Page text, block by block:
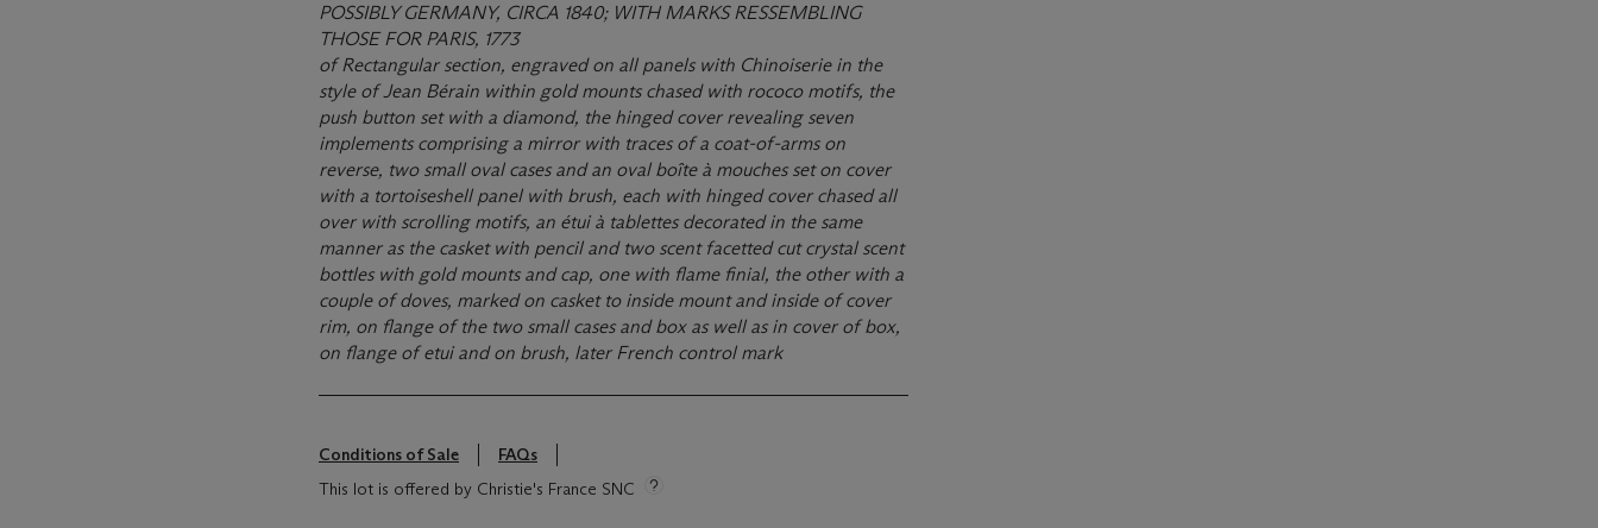
POSSIBLY GERMANY, CIRCA 1840; WITH MARKS RESSEMBLING
THOSE FOR PARIS, 1773
of Rectangular section, engraved on all panels with Chinoiserie in the
style of Jean Bérain within gold mounts chased with rococo motifs, the
push button set with a diamond, the hinged cover revealing seven
implements comprising a mirror with traces of a coat-of-arms on
reverse, two small oval cases and an oval boîte à mouches set on cover
with a tortoiseshell panel with brush, each with hinged cover chased all
over with scrolling motifs, an étui à tablettes decorated in the same
manner as the casket with pencil and two scent facetted cut crystal scent
bottles with gold mounts and cap, one with flame finial, the other with a
couple of doves, marked on casket to inside mount and inside of cover
rim, on flange of the two small cases and box as well as in cover of box,
on flange of etui and on brush, later French control mark
Conditions of Sale
FAQs
This lot is offered by Christie's France SNC